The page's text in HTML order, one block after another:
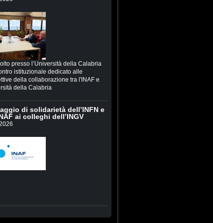
presso l’Università della Calabria
istituzionale dedicato alle
della collaborazione tra l'INAF e
della Calabria
di solidarietà dell’INFN e
ai colleghi dell’INGV